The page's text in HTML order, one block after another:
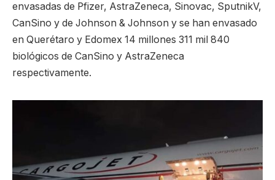
envasadas de Pfizer, AstraZeneca, Sinovac, SputnikV,
CanSino y de Johnson & Johnson y se han envasado
en Querétaro y Edomex 14 millones 311 mil 840
biológicos de CanSino y AstraZeneca
respectivamente.